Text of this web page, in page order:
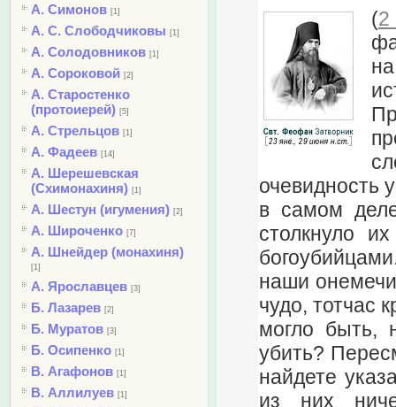
А. Симонов [1]
А. С. Слободчиковы [1]
А. Солодовников [1]
А. Сороковой [2]
А. Старостенко
(протоиерей) [5]
А. Стрельцов [1]
А. Фадеев [14]
А. Шерешевская
(Схимонахиня) [1]
А. Шестун (игумения) [2]
А. Широченко [7]
А. Шнейдер (монахиня)
[1]
А. Ярославцев [3]
Б. Лазарев [2]
Б. Муратов [3]
Б. Осипенко [1]
В. Агафонов [1]
В. Аллилуев [1]
(
очевидность
в самом
столкнуло
наши
чудо, тотчас
могло быть,
убить?
найдете
из них